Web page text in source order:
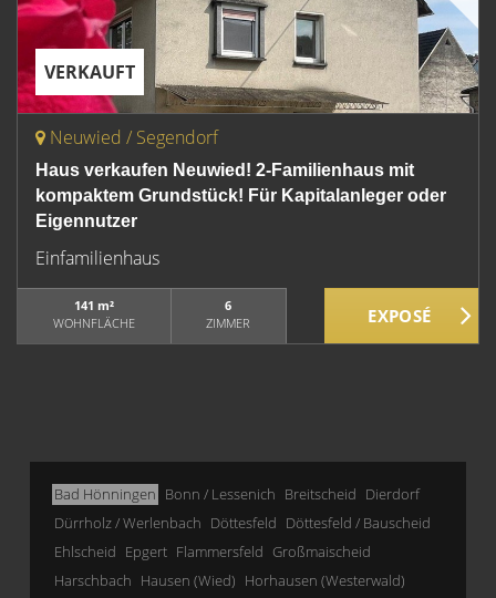
VERKAUFT
Neuwied / Segendorf
Haus verkaufen Neuwied! 2-Familienhaus mit
kompaktem Grundstück! Für Kapitalanleger oder
Eigennutzer
Einfamilienhaus
141 m²
WOHNFLÄCHE
6
ZIMMER
Bad Hönningen Bonn / Lessenich Breitscheid Dierdorf
Dürrholz / Werlenbach Döttesfeld Döttesfeld / Bauscheid
Ehlscheid Epgert Flammersfeld Großmaischeid
Harschbach Hausen (Wied) Horhausen (Westerwald)